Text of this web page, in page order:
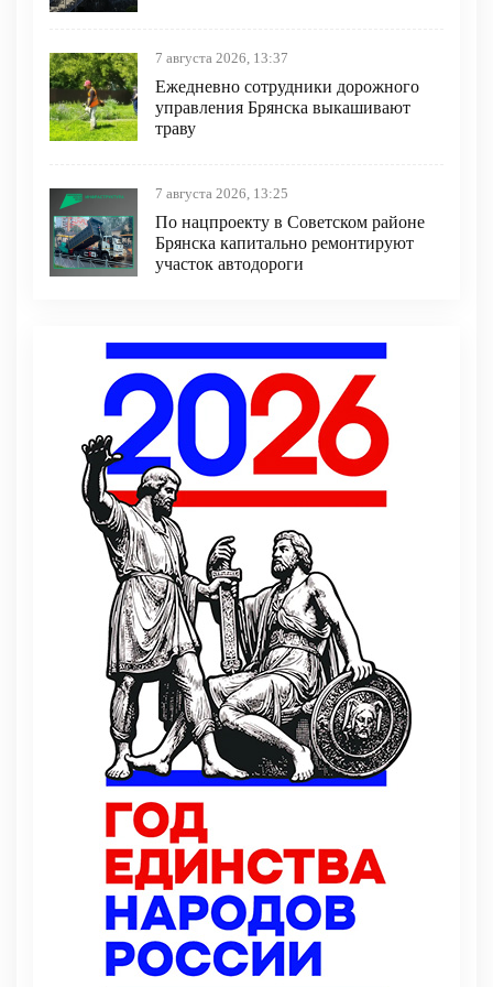
7 августа 2026, 13:37
Ежедневно сотрудники дорожного
управления Брянска выкашивают
траву
7 августа 2026, 13:25
По нацпроекту в Советском районе
Брянска капитально ремонтируют
участок автодороги